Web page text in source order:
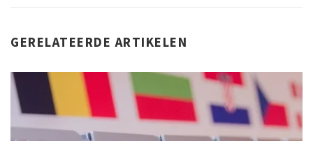
GERELATEERDE ARTIKELEN